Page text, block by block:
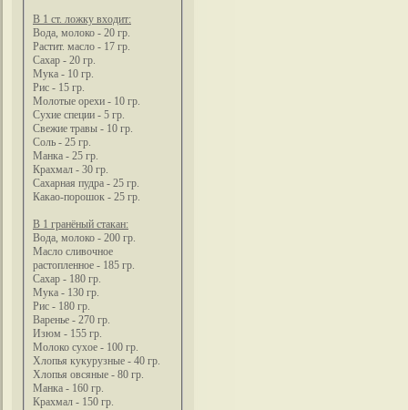
В 1 ст. ложку входит:
Вода, молоко - 20 гр.
Растит. масло - 17 гр.
Сахар - 20 гр.
Мука - 10 гр.
Рис - 15 гр.
Молотые орехи - 10 гр.
Сухие специи - 5 гр.
Свежие травы - 10 гр.
Соль - 25 гр.
Манка - 25 гр.
Крахмал - 30 гр.
Сахарная пудра - 25 гр.
Какао-порошок - 25 гр.
В 1 гранёный стакан:
Вода, молоко - 200 гр.
Масло сливочное
растопленное - 185 гр.
Сахар - 180 гр.
Мука - 130 гр.
Рис - 180 гр.
Варенье - 270 гр.
Изюм - 155 гр.
Молоко сухое - 100 гр.
Хлопья кукурузные - 40 гр.
Хлопья овсяные - 80 гр.
Манка - 160 гр.
Крахмал - 150 гр.